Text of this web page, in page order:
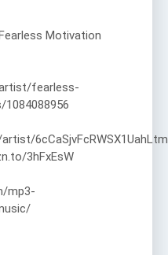
Motivation
fearless-
3hFxEsW
mp3-